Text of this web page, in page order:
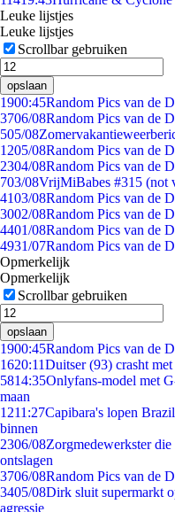
Leuke lijstjes
Leuke lijstjes
Scrollbar gebruiken
opslaan
1900:45Random Pics van de
3706/08Random Pics van de
505/08
1205/08Random Pics van de
2304/08Random Pics van de
703/08VrijMiBabes #315 (not
4103/08Random Pics van de
3002/08Random Pics van de
4401/08Random Pics van de
4931/07Random Pics van de
Opmerkelijk
Opmerkelijk
Scrollbar gebruiken
opslaan
1900:45Random Pics van de
1620:11Duitser (93) crasht
5814:35Onlyfans-model met
maan
1211:27Capibara's lopen
binnen
2306/08Zorgmedewerkster
ontslagen
3706/08Random Pics van de
3405/08Dirk sluit supermarkt
agressie